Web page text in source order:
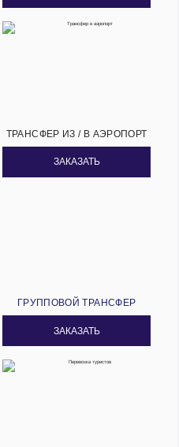
ТРАНСФЕР ИЗ / В АЭРОПОРТ
ЗАКАЗАТЬ
ГРУППОВОЙ ТРАНСФЕР
ЗАКАЗАТЬ